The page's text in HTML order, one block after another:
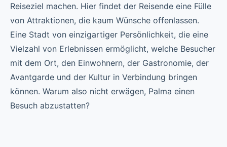
Reiseziel machen. Hier findet der Reisende eine Fülle
von Attraktionen, die kaum Wünsche offenlassen.
Eine Stadt von einzigartiger Persönlichkeit, die eine
Vielzahl von Erlebnissen ermöglicht, welche Besucher
mit dem Ort, den Einwohnern, der Gastronomie, der
Avantgarde und der Kultur in Verbindung bringen
können. Warum also nicht erwägen, Palma einen
Besuch abzustatten?